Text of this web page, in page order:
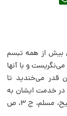
بیش از همه تبسم
و با آنها
قدر می‌خندید تا
خدمت ایشان به
پیروی از آن حضرت و برای احترام او، تبسم بود.(صحیح، مسلم، ج ۳، ص